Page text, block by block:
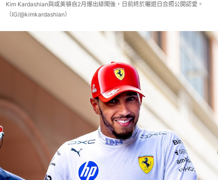
Kim Kardashian與咸美頓自2月爆出緋聞後，日前終於曬遊日合照公開認愛。
（IG/@kimkardashian）